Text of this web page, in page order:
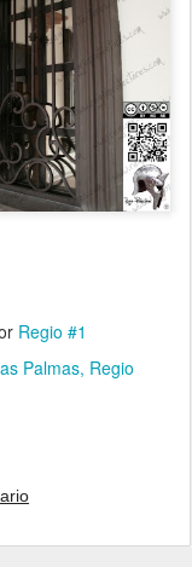
Regio #1
Palmas Regio